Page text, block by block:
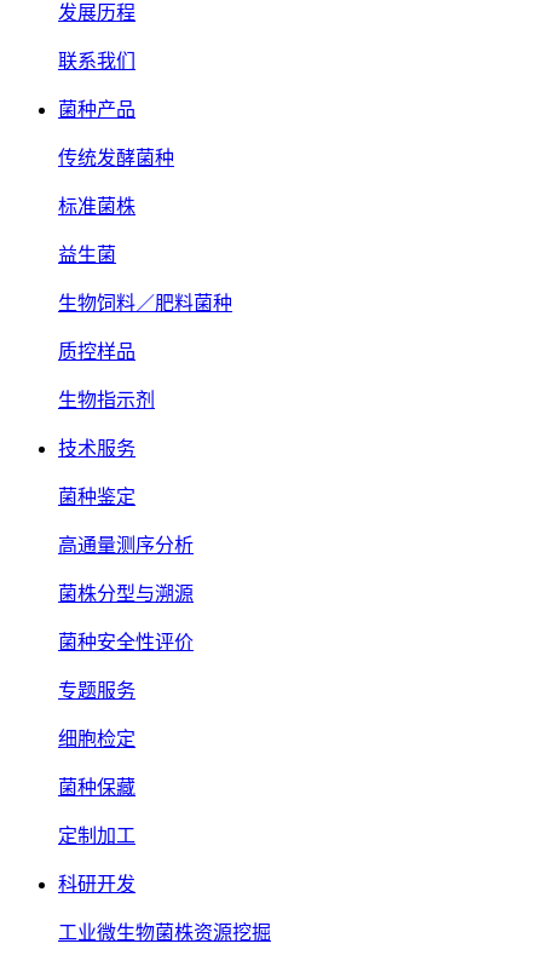
发展历程
联系我们
菌种产品
传统发酵菌种
标准菌株
益生菌
生物饲料／肥料菌种
质控样品
生物指示剂
技术服务
菌种鉴定
高通量测序分析
菌株分型与溯源
菌种安全性评价
专题服务
细胞检定
菌种保藏
定制加工
科研开发
工业微生物菌株资源挖掘